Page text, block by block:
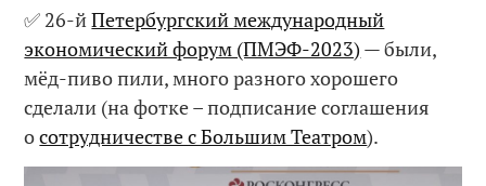
✅ 26-йПетербургский международный
экономический форум (ПМЭФ-2023) — были,
мёд-пиво пили, много разного хорошего
сделали (на фотке – подписание соглашения
осотрудничестве с Большим Театром).